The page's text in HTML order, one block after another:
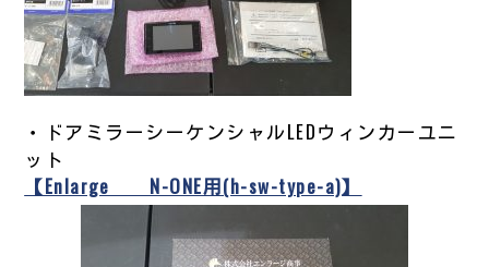
・ドアミラーシーケンシャルLEDウィンカーユニ
ット
【Enlarge N-ONE用(h-sw-type-a)】